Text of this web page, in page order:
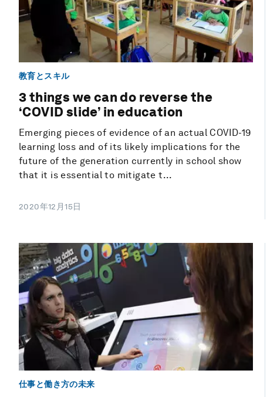
教育とスキル
3 things we can do reverse the
‘COVID slide’ in education
Emerging pieces of evidence of an actual COVID-19
learning loss and of its likely implications for the
future of the generation currently in school show
that it is essential to mitigate t...
2020年12月15日
仕事と働き方の未来